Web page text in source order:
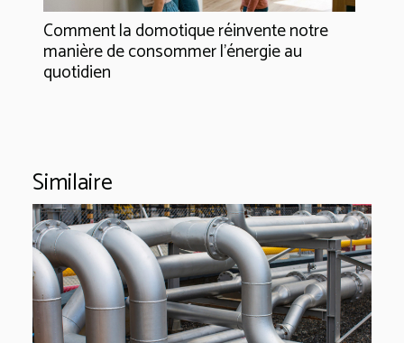
Comment la domotique réinvente notre
manière de consommer l'énergie au
quotidien
Similaire